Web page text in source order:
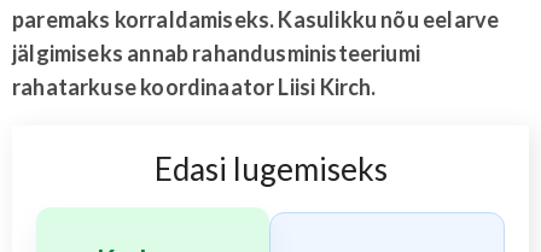
paremaks korraldamiseks. Kasulikku nõu eelarve
jälgimiseks annab rahandusministeeriumi
rahatarkuse koordinaator Liisi Kirch.
Edasi lugemiseks